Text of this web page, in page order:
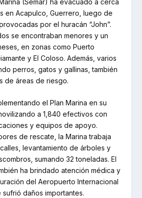
(Semar) ha evacuado a cerca
en Acapulco, Guerrero, luego de
por el huracán “John”.
se encontraban menores y un
en zonas como Puerto
y El Coloso. Además, varios
perros, gatos y gallinas, también
de áreas de riesgo.
el Plan Marina en su
a 1,840 efectivos con
y equipos de apoyo.
de rescate, la Marina trabaja
levantamiento de árboles y
sumando 32 toneladas. El
ha brindado atención médica y
del Aeropuerto Internacional
daños importantes.